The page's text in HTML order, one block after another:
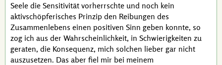
Seele die Sensitivität vorherrschte und noch kein
aktivschöpferisches Prinzip den Reibungen des
Zusammenlebens einen positiven Sinn geben konnte, so
zog ich aus der Wahrscheinlichkeit, in Schwierigkeiten zu
geraten, die Konsequenz, mich solchen lieber gar nicht
auszusetzen. Das aber fiel mir bei meinem